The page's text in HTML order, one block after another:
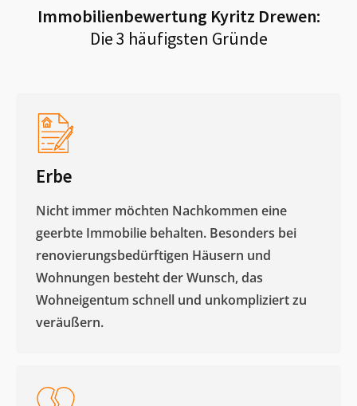
Immobilienbewertung Kyritz Drewen:
Die 3 häufigsten Gründe
Erbe
Nicht immer möchten Nachkommen eine
geerbte Immobilie behalten. Besonders bei
renovierungsbedürftigen Häusern und
Wohnungen besteht der Wunsch, das
Wohneigentum schnell und unkompliziert zu
veräußern. ​